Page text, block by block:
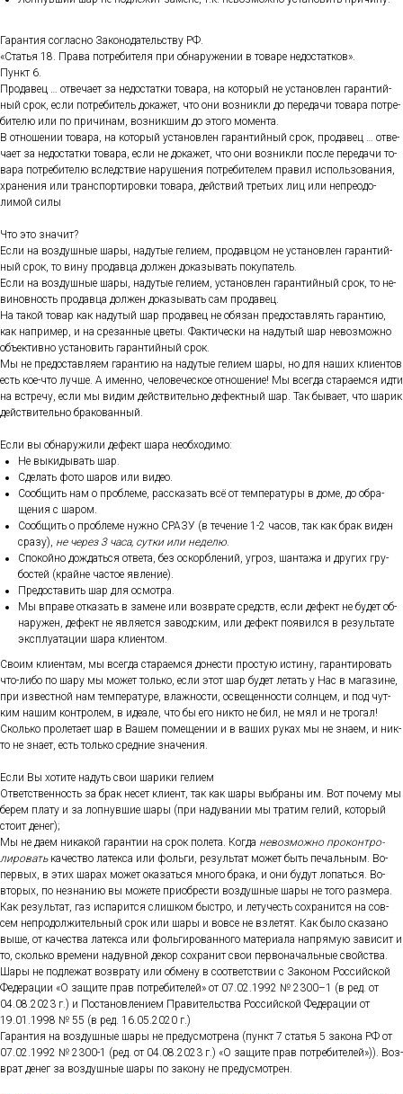
Га­ран­тия сог­ласно За­коно­датель­ству РФ.
«Статья 18. Пра­ва пот­ре­бите­ля при об­на­руже­нии в то­варе не­дос­татков».
Пункт 6.
Про­давец … от­ве­ча­ет за не­дос­татки то­вара, на ко­торый не ус­та­нов­лен га­ран­тий­
ный срок, ес­ли пот­ре­битель до­кажет, что они воз­никли до пе­реда­чи то­вара пот­ре­
бите­лю или по при­чинам, воз­никшим до это­го мо­мен­та.
В от­но­шении то­вара, на ко­торый ус­та­нов­лен га­ран­тий­ный срок, про­давец … от­ве­
ча­ет за не­дос­татки то­вара, ес­ли не до­кажет, что они воз­никли пос­ле пе­реда­чи то­
вара пот­ре­бите­лю вследс­твие на­руше­ния пот­ре­бите­лем пра­вил ис­поль­зо­вания,
хра­нения или тран­спор­ти­ров­ки то­вара, дей­ствий треть­их лиц или неп­ре­одо­
лимой си­лы
Что это зна­чит?
Ес­ли на воз­душные ша­ры, на­дутые ге­ли­ем, про­дав­цом не ус­та­нов­лен га­ран­тий­
ный срок, то ви­ну про­дав­ца дол­жен до­казы­вать по­купа­тель.
Ес­ли на воз­душные ша­ры, на­дутые ге­ли­ем, ус­та­нов­лен га­ран­тий­ный срок, то не­
винов­ность про­дав­ца дол­жен до­казы­вать сам про­давец.
На та­кой то­вар как на­дутый шар про­давец не обя­зан пре­дос­тавлять га­ран­тию,
как нап­ри­мер, и на сре­зан­ные цве­ты. Фак­ти­чес­ки на на­дутый шар не­воз­можно
объ­ек­тивно ус­та­новить га­ран­тий­ный срок.
Мы не пре­дос­тавля­ем га­ран­тию на на­дутые ге­ли­ем ша­ры, но для на­ших кли­ен­тов
есть кое-что луч­ше. А имен­но, че­лове­чес­кое от­но­шение! Мы всег­да ста­ра­ем­ся ид­ти
на встре­чу, ес­ли мы ви­дим дей­стви­тель­но де­фек­тный шар. Так бы­ва­ет, что ша­рик
дей­стви­тель­но бра­кован­ный.
Ес­ли вы об­на­ружи­ли де­фект ша­ра не­об­хо­димо:
Не вы­киды­вать шар.
Сде­лать фо­то ша­ров или ви­део.
Со­об­щить нам о проб­ле­ме, рас­ска­зать всё от тем­пе­рату­ры в до­ме, до об­ра­
щения с ша­ром.
Со­об­щить о проб­ле­ме нуж­но СРА­ЗУ (в те­чение 1-2 ча­сов, так как брак ви­ден
сра­зу), не че­рез 3 ча­са, сут­ки или не­делю.
Спо­кой­но дож­дать­ся от­ве­та, без ос­кор­бле­ний, уг­роз, шан­та­жа и дру­гих гру­
бос­тей (край­не час­тое яв­ле­ние).
Пре­дос­та­вить шар для ос­мотра.
Мы впра­ве от­ка­зать в за­мене или воз­вра­те средств, ес­ли де­фект не бу­дет об­
на­ружен, де­фект не яв­ля­ет­ся за­вод­ским, или де­фект по­явил­ся в ре­зуль­та­те
экс­плу­ата­ции ша­ра кли­ен­том.
Сво­им кли­ен­там, мы всег­да ста­ра­ем­ся до­нес­ти прос­тую ис­ти­ну, га­ран­ти­ровать
что-ли­бо по ша­ру мы мо­жет толь­ко, ес­ли этот шар бу­дет ле­тать у Нас в ма­гази­не,
при из­вес­тной нам тем­пе­рату­ре, влаж­ности, ос­ве­щен­ности сол­нцем, и под чут­
ким на­шим кон­тро­лем, в иде­але, что бы его ник­то не бил, не мял и не тро­гал!
Сколь­ко про­лета­ет шар в Ва­шем по­меще­нии и в ва­ших ру­ках мы не зна­ем, и ник­
то не зна­ет, есть толь­ко сред­ние зна­чения.
Ес­ли Вы хо­тите на­дуть свои ша­рики ге­ли­ем
От­ветс­твен­ность за брак не­сет кли­ент, так как ша­ры выб­ра­ны им. Вот по­чему мы
бе­рем пла­ту и за лоп­нувшие ша­ры (при на­дува­нии мы тра­тим ге­лий, ко­торый
сто­ит де­нег);
Мы не да­ем ни­какой га­ран­тии на срок по­лета. Ког­да не­воз­можно про­кон­тро­
лиро­ватька­чес­тво ла­тек­са или фоль­ги, ре­зуль­тат мо­жет быть пе­чаль­ным. Во-
пер­вых, в этих ша­рах мо­жет ока­зать­ся мно­го бра­ка, и они бу­дут ло­пать­ся. Во-
вто­рых, по нез­на­нию вы мо­жете при­об­рести воз­душные ша­ры не то­го раз­ме­ра.
Как ре­зуль­тат, газ ис­па­рит­ся слиш­ком быс­тро, и ле­тучесть сох­ра­нит­ся на сов­
сем неп­ро­дол­жи­тель­ный срок или ша­ры и вов­се не взле­тят. Как бы­ло ска­зано
вы­ше, от ка­чес­тва ла­тек­са или фоль­ги­рован­но­го ма­тери­ала нап­ря­мую за­висит и
то, сколь­ко вре­мени на­дув­ной де­кор сох­ра­нит свои пер­во­началь­ные свой­ства.
Ша­ры не под­ле­жат воз­вра­ту или об­ме­ну в со­от­ветс­твии с За­коном Рос­сий­ской
Фе­дера­ции «О за­щите прав пот­ре­бите­лей» от 07.02.1992 № 2300–1 (в ред. от
04.08.2023 г.) и Пос­та­нов­ле­ни­ем Пра­витель­ства Рос­сий­ской Фе­дера­ции от
19.01.1998 № 55 (в ред. 16.05.2020 г.)
Га­ран­тия на воз­душные ша­ры не пре­дус­мотре­на (пункт 7 статья 5 за­кона РФ от
07.02.1992 № 2300-1 (ред. от 04.08.2023 г.) «О за­щите прав пот­ре­бите­лей»)). Воз­
врат де­нег за воз­душные ша­ры по за­кону не пре­дус­мотрен.